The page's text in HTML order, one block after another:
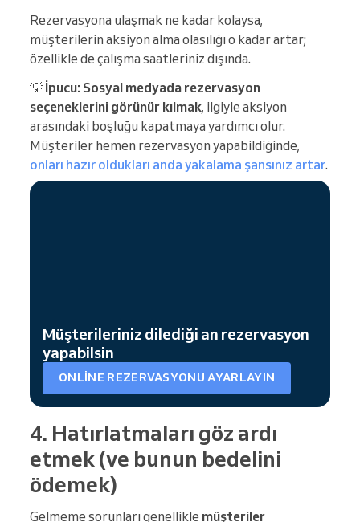
Rezervasyona ulaşmak ne kadar kolaysa,
müşterilerin aksiyon alma olasılığı o kadar artar;
özellikle de çalışma saatleriniz dışında.
💡 İpucu: Sosyal medyada rezervasyon
seçeneklerini görünür kılmak, ilgiyle aksiyon
arasındaki boşluğu kapatmaya yardımcı olur.
Müşteriler hemen rezervasyon yapabildiğinde,
onları hazır oldukları anda yakalama şansınız artar.
Müşterileriniz dilediği an rezervasyon
yapabilsin
ONLINE REZERVASYONU AYARLAYIN
4. Hatırlatmaları göz ardı
etmek (ve bunun bedelini
ödemek)
Gelmeme sorunları genellikle müşteriler